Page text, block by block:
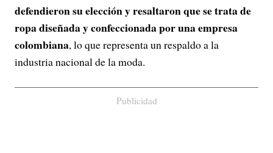
defendieron su elección y resaltaron que se trata de
ropa diseñada y confeccionada por una empresa
colombiana, lo que representa un respaldo a la
industria nacional de la moda.
Publicidad